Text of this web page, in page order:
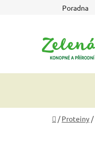
Poradna
Domů
/ Proteiny /